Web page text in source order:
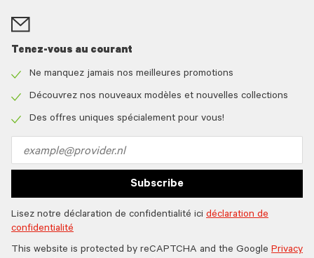
Tenez-vous au courant
icon
Ne manquez jamais nos meilleures promotions
icon
Découvrez nos nouveaux modèles et nouvelles collections
Des offres uniques spécialement pour vous!
address
Subscribe
Lisez notre déclaration de confidentialité ici déclaration de
confidentialité
This website is protected by reCAPTCHA and the Google Privacy